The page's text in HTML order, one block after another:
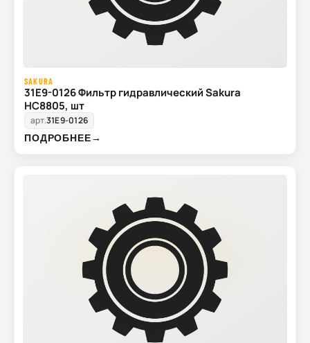
SAKURA
31E9-0126 Фильтр гидравлический Sakura
HC8805, шт
арт.31E9-0126
ПОДРОБНЕЕ→